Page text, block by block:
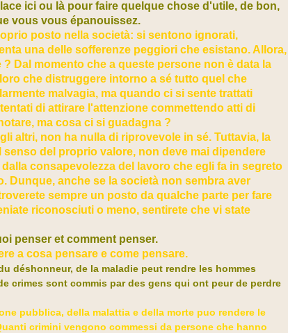
ici ou là pour faire quelque chose d'utile, de bon,
vous vous épanouissez.
posto nella società: si sentono ignorati,
una delle sofferenze peggiori che esistano. Allora,
Dal momento che a queste persone non è data la
che distruggere intorno a sé tutto quel che
malvagia, ma quando ci si sente trattati
di attirare l'attenzione commettendo atti di
ma cosa ci si guadagna ?
altri, non ha nulla di riprovevole in sé. Tuttavia, la
del proprio valore, non deve mai dipendere
consapevolezza del lavoro che egli fa in segreto
Dunque, anche se la società non sembra aver
sempre un posto da qualche parte per fare
riconosciuti o meno, sentirete che vi state
penser et comment penser.
a cosa pensare e come pensare.
déshonneur, de la maladie peut rendre les hommes
crimes sont commis par des gens qui ont peur de perdre
pubblica, della malattia e della morte puo rendere le
crimini vengono commessi da persone che hanno